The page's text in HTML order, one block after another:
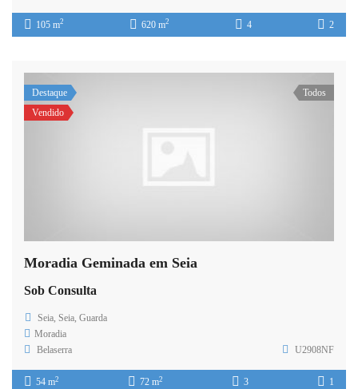
105 m2 620 m2 4 2
Destaque
Vendido
Todos
Moradia Geminada em Seia
Sob Consulta
Seia, Seia, Guarda
Moradia
Belaserra
U2908NF
54 m2 72 m2 3 1